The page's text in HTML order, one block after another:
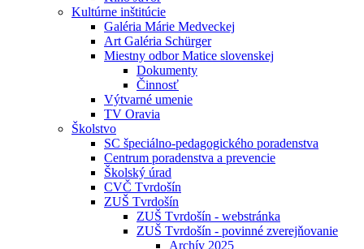
Kultúrne inštitúcie
Galéria Márie Medveckej
Art Galéria Schürger
Miestny odbor Matice slovenskej
Dokumenty
Činnosť
Výtvarné umenie
TV Oravia
Školstvo
SC špeciálno-pedagogického poradenstva
Centrum poradenstva a prevencie
Školský úrad
CVČ Tvrdošín
ZUŠ Tvrdošín
ZUŠ Tvrdošín - webstránka
ZUŠ Tvrdošín - povinné zverejňovanie
Archív 2025